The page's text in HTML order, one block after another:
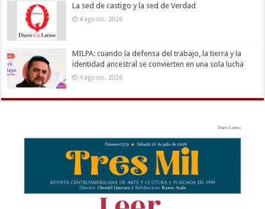
La sed de castigo y la sed de Verdad
4 agosto, 2026
MILPA: cuando la defensa del trabajo, la tierra y la
identidad ancestral se convierten en una sola lucha
4 agosto, 2026